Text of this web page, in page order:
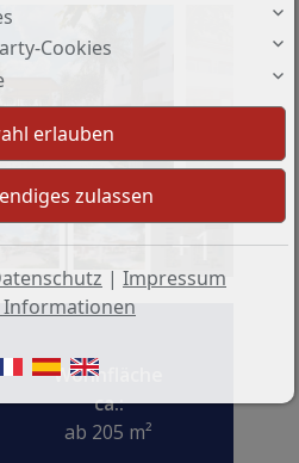
+1
Wohnfläche
ca.:
ab 205 m²
Cookies
| Impressum
Informationen